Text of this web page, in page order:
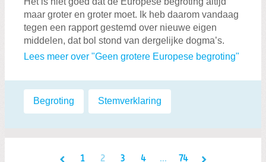
maar groter en groter moet. Ik heb daarom vandaag
tegen een rapport gestemd over nieuwe eigen
middelen, dat bol stond van dergelijke dogma’s.
Lees meer over "Geen grotere Europese begroting"
Labels:
Begroting Stemverklaring
1 2 3 4 ... 74